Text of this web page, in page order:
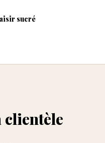
sucré
clientèle